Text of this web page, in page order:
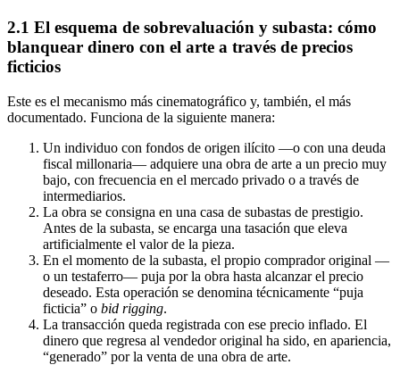
2.1 El esquema de sobrevaluación y subasta: cómo
blanquear dinero con el arte a través de precios
ficticios
Este es el mecanismo más cinematográfico y, también, el más
documentado. Funciona de la siguiente manera:
Un individuo con fondos de origen ilícito —o con una deuda
fiscal millonaria— adquiere una obra de arte a un precio muy
bajo, con frecuencia en el mercado privado o a través de
intermediarios.
La obra se consigna en una casa de subastas de prestigio.
Antes de la subasta, se encarga una tasación que eleva
artificialmente el valor de la pieza.
En el momento de la subasta, el propio comprador original —
o un testaferro— puja por la obra hasta alcanzar el precio
deseado. Esta operación se denomina técnicamente “puja
ficticia” o bid rigging.
La transacción queda registrada con ese precio inflado. El
dinero que regresa al vendedor original ha sido, en apariencia,
“generado” por la venta de una obra de arte.